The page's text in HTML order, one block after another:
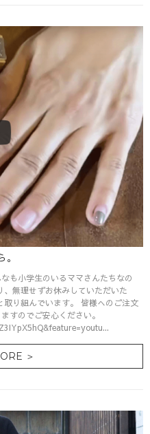
も小学生のいるママさんたちなの
無理せずお休みしていただいた
います。 皆様へのご注文
すのでご安心ください。
＞